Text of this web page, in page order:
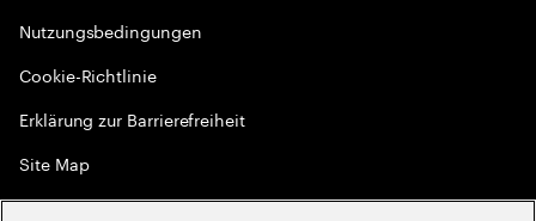
Nutzungsbedingungen
Cookie-Richtlinie
Erklärung zur Barrierefreiheit
Site Map
Globale Meritokratie